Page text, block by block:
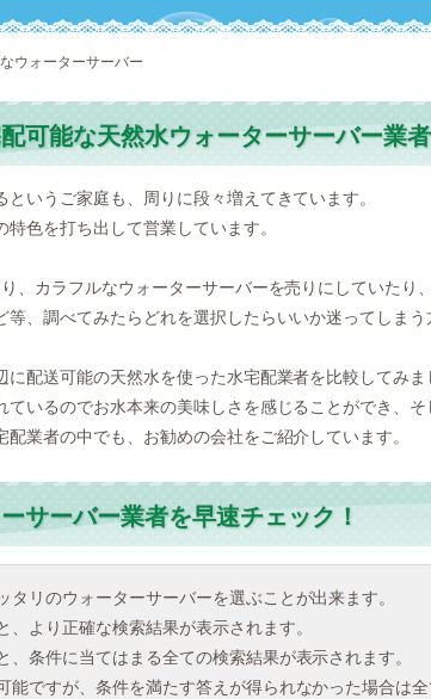
ウォーターサーバー
可能な天然水ウォーターサーバー業
いうご家庭も、周りに段々増えてきています。
色を打ち出して営業しています。
、カラフルなウォーターサーバーを売りにしていたり
、調べてみたらどれを選択したらいいか迷ってしまう
配送可能の天然水を使った水宅配業者を比較してみま
いるのでお水本来の美味しさを感じることができ、
業者の中でも、お勧めの会社をご紹介しています。
サーバー業者を早速チェック！
リのウォーターサーバーを選ぶことが出来ます。
より正確な検索結果が表示されます。
条件に当てはまる全ての検索結果が表示されます。
ですが、条件を満たす答えが得られなかった場合は全